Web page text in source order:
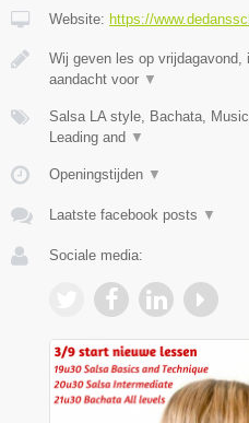
Website: https://
Wij geven les op
aandacht voor ▼
Salsa LA style, Bachata,
Leading and ▼
Openingstijden ▼
Laatste facebook posts ▼
Sociale media: